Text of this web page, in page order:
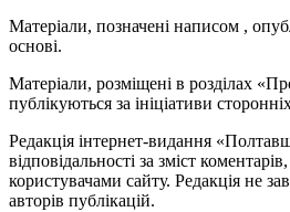
Матеріали, позначені написом ,
основі.
Матеріали, розміщені в розділах
публікуються за ініціативи
Редакція інтернет-видання
відповідальності за зміст
користувачами сайту. Редакція не
авторів публікацій.